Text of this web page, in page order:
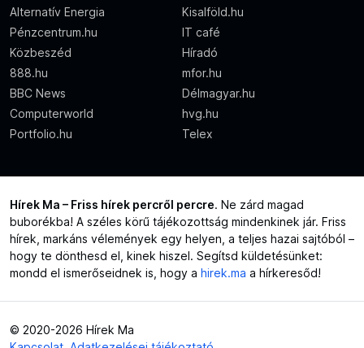
Alternatív Energia
Kisalföld.hu
Pénzcentrum.hu
IT café
Közbeszéd
Híradó
888.hu
mfor.hu
BBC News
Délmagyar.hu
Computerworld
hvg.hu
Portfolio.hu
Telex
Hírek Ma – Friss hírek percről percre. Ne zárd magad
buborékba! A széles körű tájékozottság mindenkinek jár. Friss
hírek, markáns vélemények egy helyen, a teljes hazai sajtóból –
hogy te dönthesd el, kinek hiszel. Segítsd küldetésünket:
mondd el ismerőseidnek is, hogy a hirek.ma a hírkeresőd!
© 2020-2026 Hírek Ma